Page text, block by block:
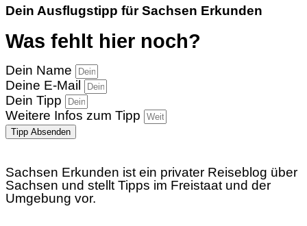
Dein Ausflugstipp für Sachsen Erkunden
Was fehlt hier noch?
Dein Name
Deine E-Mail
Dein Tipp
Weitere Infos zum Tipp
Tipp Absenden
Sachsen Erkunden ist ein privater Reiseblog über
Sachsen und stellt Tipps im Freistaat und der
Umgebung vor.